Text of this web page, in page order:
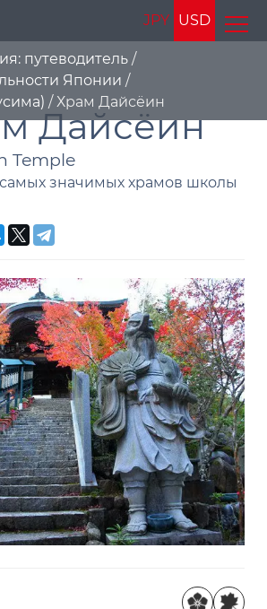
JPY USD
путеводитель /
Японии /
/ Храм Дайсёин
Дайсёин
Temple
значимых храмов школы